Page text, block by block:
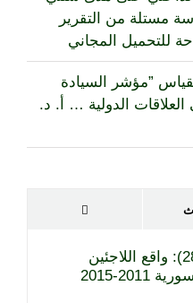
2025 … دراسة مستلة من التقرير
للتحميل المجاني
”مؤشر السيادة
العلاقات الدولية … أ. د.
تقرير معلومات (28): واقع اللاجئين
2015